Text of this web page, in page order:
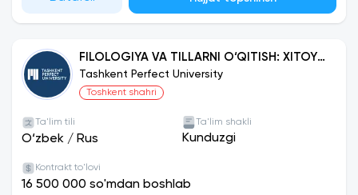
FILOLOGIYA VA TILLARNI O‘QITISH: XITOY
TILI
Tashkent Perfect University
Toshkent shahri
Ta'lim tili
O‘zbek / Rus
Ta'lim shakli
Kunduzgi
Kontrakt to'lovi
16 500 000 so'mdan boshlab